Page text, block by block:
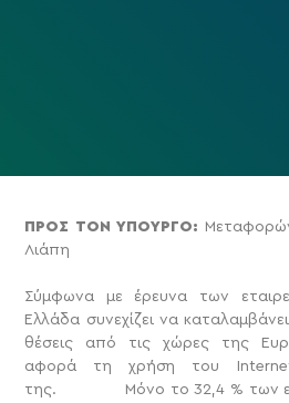
ΠΡΟΣ ΤΟΝ ΥΠΟΥΡΓΟ:
Λιάπη
Σύμφωνα με έρευνα των
Ελλάδα συνεχίζει να
θέσεις από τις χώρες της
αφορά τη χρήση του
της. Μόνο το 32,4 % των